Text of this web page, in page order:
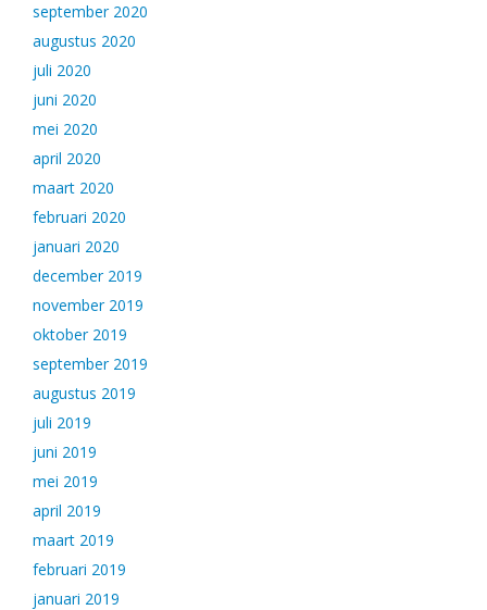
september 2020
augustus 2020
juli 2020
juni 2020
mei 2020
april 2020
maart 2020
februari 2020
januari 2020
december 2019
november 2019
oktober 2019
september 2019
augustus 2019
juli 2019
juni 2019
mei 2019
april 2019
maart 2019
februari 2019
januari 2019